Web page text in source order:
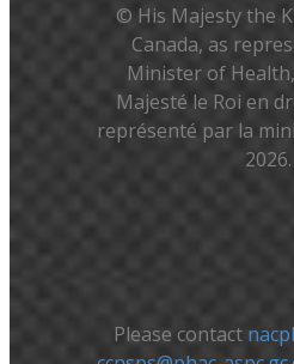
© His Majesty the
Canada, as
Minister of
Majesté le Roi en
représenté par la
2026.
Please contact